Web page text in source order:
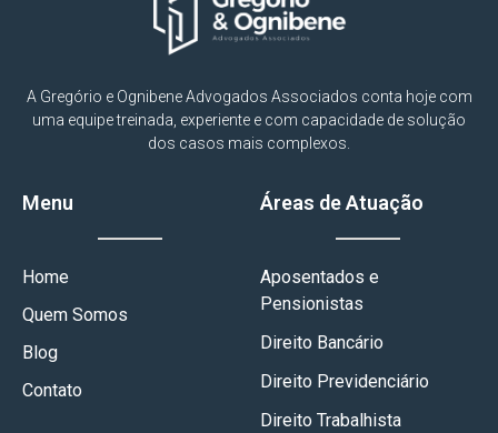
A Gregório e Ognibene Advogados Associados conta hoje com
uma equipe treinada, experiente e com capacidade de solução
dos casos mais complexos.
Menu
Home
Quem Somos
Blog
Contato
Áreas de Atuação
Aposentados e
Pensionistas
Direito Bancário
Direito Previdenciário
Direito Trabalhista